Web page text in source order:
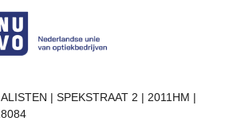
| SPEKSTRAAT 2 | 2011HM |